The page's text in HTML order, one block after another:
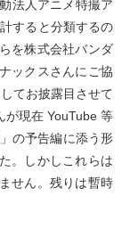
法人アニメ特撮ア
すると分類するの
を株式会社バンダ
ックスさんにご協
てお披露目させて
が現在 YouTube 等
の予告編に添う形
。しかしこれらは
せん。残りは暫時